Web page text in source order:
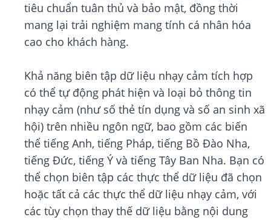
tiêu chuẩn tuân thủ và bảo mật, đồng thời
mang lại trải nghiệm mang tính cá nhân hóa
cao cho khách hàng.
Khả năng biên tập dữ liệu nhạy cảm tích hợp
có thể tự động phát hiện và loại bỏ thông tin
nhạy cảm (như số thẻ tín dụng và số an sinh xã
hội) trên nhiều ngôn ngữ, bao gồm các biến
thể tiếng Anh, tiếng Pháp, tiếng Bồ Đào Nha,
tiếng Đức, tiếng Ý và tiếng Tây Ban Nha. Bạn có
thể chọn biên tập các thực thể dữ liệu đã chọn
hoặc tất cả các thực thể dữ liệu nhạy cảm, với
các tùy chọn thay thế dữ liệu bằng nội dung